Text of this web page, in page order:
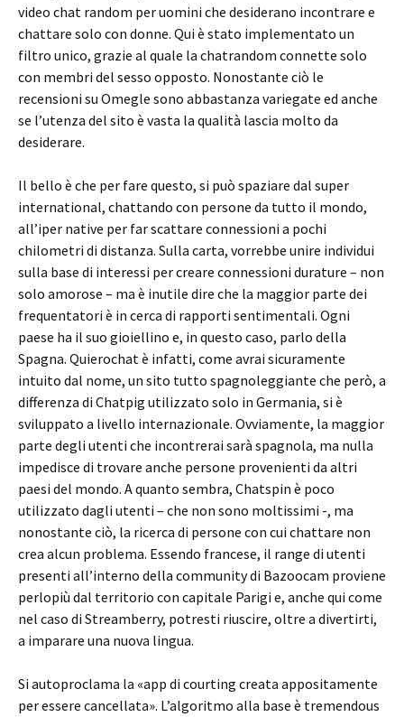
video chat random per uomini che desiderano incontrare e
chattare solo con donne. Qui è stato implementato un
filtro unico, grazie al quale la chatrandom connette solo
con membri del sesso opposto. Nonostante ciò le
recensioni su Omegle sono abbastanza variegate ed anche
se l’utenza del sito è vasta la qualità lascia molto da
desiderare.
Il bello è che per fare questo, si può spaziare dal super
international, chattando con persone da tutto il mondo,
all’iper native per far scattare connessioni a pochi
chilometri di distanza. Sulla carta, vorrebbe unire individui
sulla base di interessi per creare connessioni durature – non
solo amorose – ma è inutile dire che la maggior parte dei
frequentatori è in cerca di rapporti sentimentali. Ogni
paese ha il suo gioiellino e, in questo caso, parlo della
Spagna. Quierochat è infatti, come avrai sicuramente
intuito dal nome, un sito tutto spagnoleggiante che però, a
differenza di Chatpig utilizzato solo in Germania, si è
sviluppato a livello internazionale. Ovviamente, la maggior
parte degli utenti che incontrerai sarà spagnola, ma nulla
impedisce di trovare anche persone provenienti da altri
paesi del mondo. A quanto sembra, Chatspin è poco
utilizzato dagli utenti – che non sono moltissimi -, ma
nonostante ciò, la ricerca di persone con cui chattare non
crea alcun problema. Essendo francese, il range di utenti
presenti all’interno della community di Bazoocam proviene
perlopiù dal territorio con capitale Parigi e, anche qui come
nel caso di Streamberry, potresti riuscire, oltre a divertirti,
a imparare una nuova lingua.
Si autoproclama la «app di courting creata appositamente
per essere cancellata». L’algoritmo alla base è tremendous